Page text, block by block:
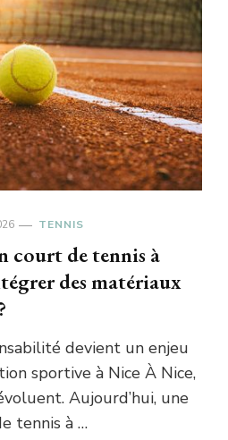
TENNIS
court de tennis à
des matériaux
devient un enjeu
sportive à Nice À Nice,
Aujourd’hui, une
tennis à …